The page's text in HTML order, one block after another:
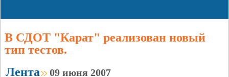
В СДОТ "Карат" реализован новый
тип тестов.
Лента
09 июня 2007